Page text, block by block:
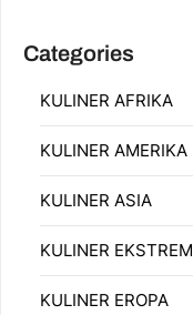
Categories
KULINER AFRIKA
KULINER AMERIKA
KULINER ASIA
KULINER EKSTREM
KULINER EROPA